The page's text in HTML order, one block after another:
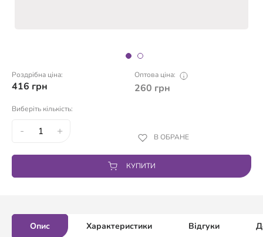
Роздрібна ціна:
416 грн
Оптова ціна:
260 грн
Виберіть кількість:
- + В ОБРАНЕ
КУПИТИ
Опис Характеристики Відгуки